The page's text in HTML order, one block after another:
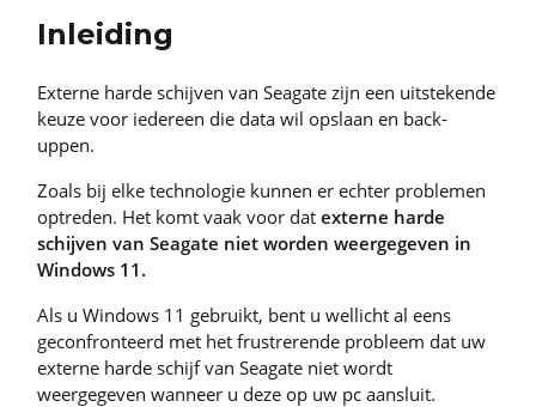
Inleiding
Externe harde schijven van Seagate zijn een uitstekende
keuze voor iedereen die data wil opslaan en back-
uppen.
Zoals bij elke technologie kunnen er echter problemen
optreden. Het komt vaak voor dat externe harde
schijven van Seagate niet worden weergegeven in
Windows 11.
Als u Windows 11 gebruikt, bent u wellicht al eens
geconfronteerd met het frustrerende probleem dat uw
externe harde schijf van Seagate niet wordt
weergegeven wanneer u deze op uw pc aansluit.